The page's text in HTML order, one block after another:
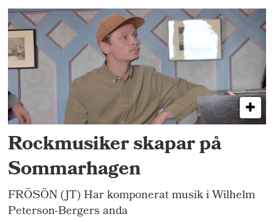
Rockmusiker skapar på
Sommarhagen
FRÖSÖN (JT) Har komponerat musik i Wilhelm
Peterson-Bergers anda